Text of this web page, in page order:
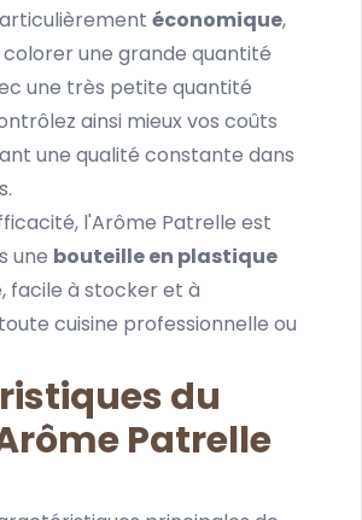
économique,
une grande quantité
une très petite quantité
ainsi mieux vos coûts
une qualité constante dans
l'Arôme Patrelle est
une bouteille en plastique
facile à stocker et à
cuisine professionnelle ou
du
Patrelle